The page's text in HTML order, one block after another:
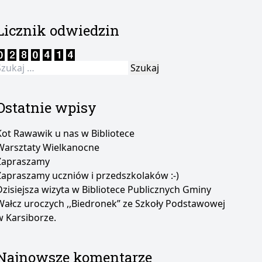
odwiedzin
wpisy
Rawawik u nas w Bibliotece
Wielkanocne
uczniów i przedszkolaków :-)
wizyta w Bibliotece Publicznych Gminy
uroczych ,,Biedronek” ze Szkoły Podstawowej
Karsiborze.
komentarze